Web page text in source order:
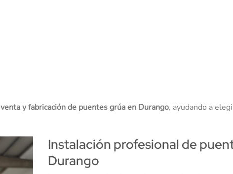
venta y fabricación de puentes grúa en Durango, ayudando a
Instalación profesional de
Durango